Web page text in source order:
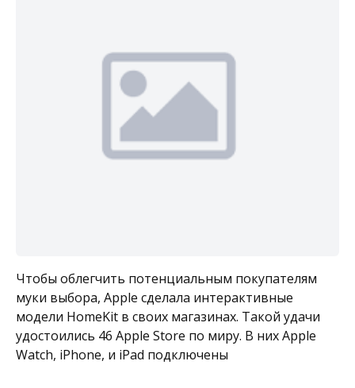
Чтобы облегчить потенциальным покупателям
муки выбора, Apple сделала интерактивные
модели HomeKit в своих магазинах. Такой удачи
удостоились 46 Apple Store по миру. В них Apple
Watch, iPhone, и iPad подключены